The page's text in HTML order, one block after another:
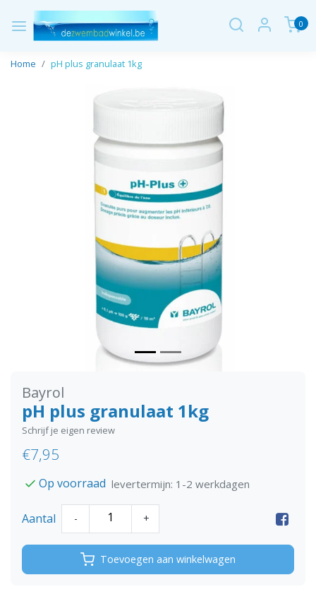
0
Home pH plus granulaat 1kg
Bayrol
pH plus granulaat 1kg
Schrijf je eigen review
€7,95
Op voorraad levertermijn: 1-2 werkdagen
Aantal - +
Toevoegen aan winkelwagen